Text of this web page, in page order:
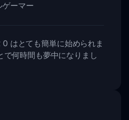
ゲーマー
はとても簡単に始められま
で何時間も夢中になりまし